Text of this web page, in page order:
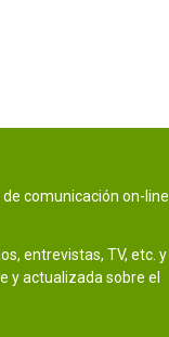
de comunicación on-line
entrevistas, TV, etc. y
y actualizada sobre el